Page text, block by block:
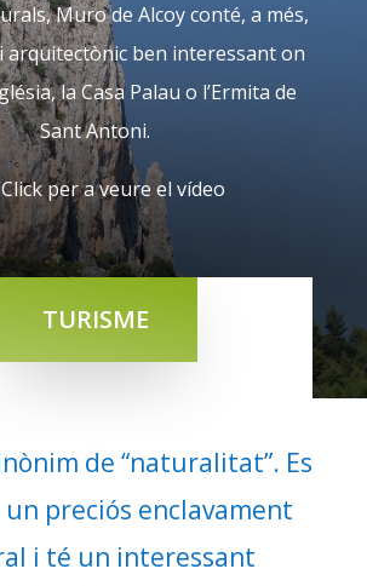
Muro de Alcoy conté, a més,
ben interessant on
la Casa Palau o l’Ermita de
Sant Antoni.
Click per a veure el vídeo
TURISME
de “naturalitat”. Es
preciós enclavament
i té un interessant